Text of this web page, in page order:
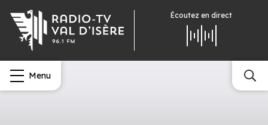
Écoutez en direct
Menu